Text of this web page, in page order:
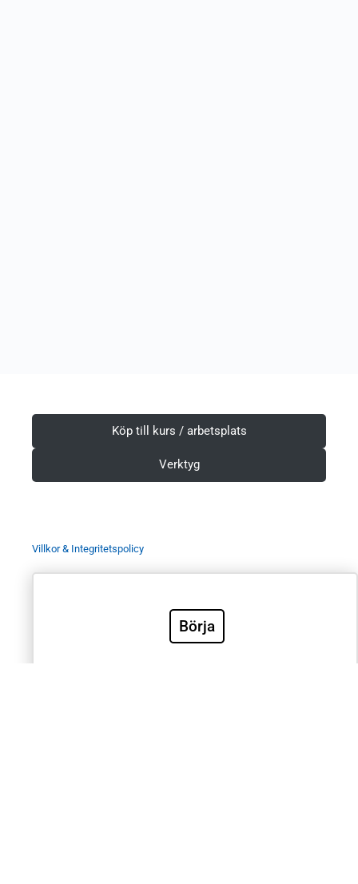
Köp till kurs / arbetsplats
Verktyg
Villkor & Integritetspolicy
Börja